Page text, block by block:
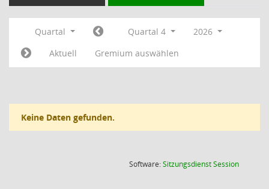
Quartal Quartal 4
2026
Aktuell
Gremium auswählen
Keine Daten gefunden.
Software:SitzungsdienstSession(Wird in